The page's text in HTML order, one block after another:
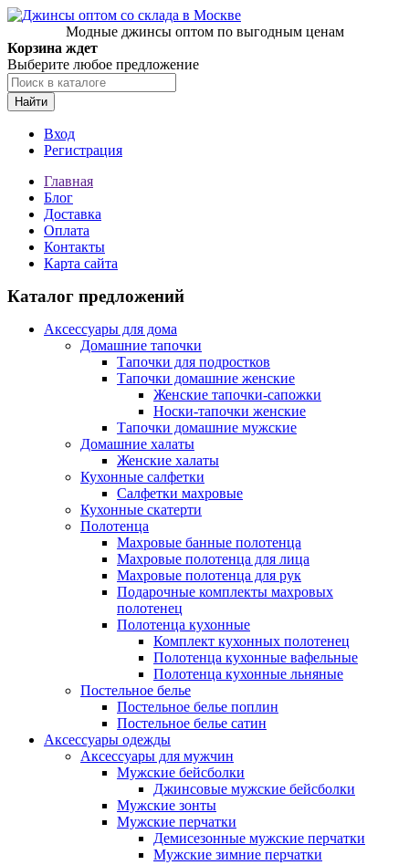
Модные джинсы оптом по выгодным ценам
Корзина ждет
Выберите любое предложение
Найти
Вход
Регистрация
Главная
Блог
Доставка
Оплата
Контакты
Карта сайта
Каталог предложений
Аксессуары для дома
Домашние тапочки
Тапочки для подростков
Тапочки домашние женские
Женские тапочки-сапожки
Носки-тапочки женские
Тапочки домашние мужские
Домашние халаты
Женские халаты
Кухонные салфетки
Салфетки махровые
Кухонные скатерти
Полотенца
Махровые банные полотенца
Махровые полотенца для лица
Махровые полотенца для рук
Подарочные комплекты махровых
полотенец
Полотенца кухонные
Комплект кухонных полотенец
Полотенца кухонные вафельные
Полотенца кухонные льняные
Постельное белье
Постельное белье поплин
Постельное белье сатин
Аксессуары одежды
Аксессуары для мужчин
Мужские бейсболки
Джинсовые мужские бейсболки
Мужские зонты
Мужские перчатки
Демисезонные мужские перчатки
Мужские зимние перчатки